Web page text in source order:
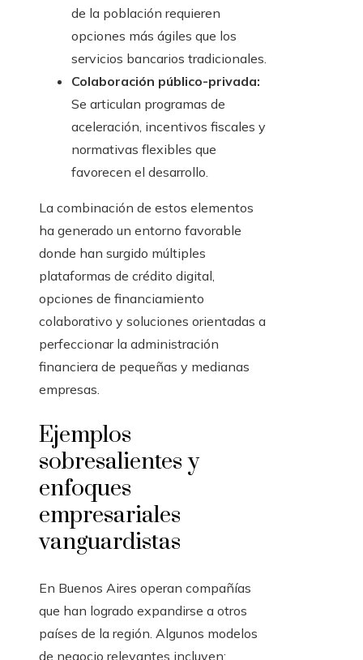
de la población requieren
opciones más ágiles que los
servicios bancarios tradicionales.
Colaboración público-privada:
Se articulan programas de
aceleración, incentivos fiscales y
normativas flexibles que
favorecen el desarrollo.
La combinación de estos elementos
ha generado un entorno favorable
donde han surgido múltiples
plataformas de crédito digital,
opciones de financiamiento
colaborativo y soluciones orientadas a
perfeccionar la administración
financiera de pequeñas y medianas
empresas.
Ejemplos
sobresalientes y
enfoques
empresariales
vanguardistas
En Buenos Aires operan compañías
que han logrado expandirse a otros
países de la región. Algunos modelos
de negocio relevantes incluyen: